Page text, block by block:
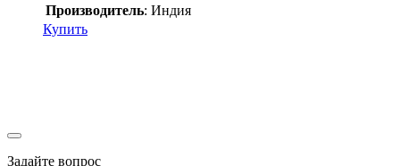
Производитель: Индия
Купить
Задайте вопрос